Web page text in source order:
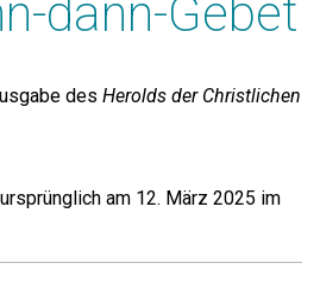
dann-Gebet
des Herolds der Christlichen
am 12. März 2025 im